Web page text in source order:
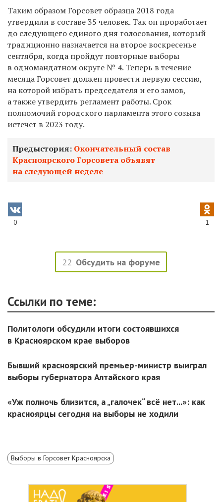
Таким образом Горсовет образца 2018 года
утвердили в составе 35 человек. Так он проработает
до следующего единого дня голосования, который
традиционно назначается на второе воскресенье
сентября, когда пройдут повторные выборы
в одномандатном округе № 4. Теперь в течение
месяца Горсовет должен провести первую сессию,
на которой избрать председателя и его замов,
а также утвердить регламент работы. Срок
полномочий городского парламента этого созыва
истечет в 2023 году.
Предыстория: Окончательный состав
Красноярского Горсовета объявят
на следующей неделе
0 1
22 Обсудить на форуме
Ссылки по теме:
Политологи обсудили итоги состоявшихся
в Красноярском крае выборов
Бывший красноярский премьер-министр выиграл
выборы губернатора Алтайского края
«Уж полночь близится, а „галочек“ всё нет...»: как
красноярцы сегодня на выборы не ходили
Выборы в Горсовет Красноярска